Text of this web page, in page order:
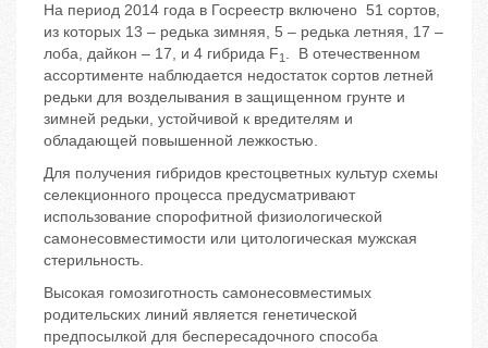
На период 2014 года в Госреестр включено 51 сортов,
из которых 13 – редька зимняя, 5 – редька летняя, 17 –
лоба, дайкон – 17, и 4 гибрида F1 . В отечественном
ассортименте наблюдается недостаток сортов летней
редьки для возделывания в защищенном грунте и
зимней редьки, устойчивой к вредителям и
обладающей повышенной лежкостью.
Для получения гибридов крестоцветных культур схемы
селекционного процесса предусматривают
использование спорофитной физиологической
самонесовместимости или цитологическая мужская
стерильность.
Высокая гомозиготность самонесовместимых
родительских линий является генетической
предпосылкой для беспересадочного способа